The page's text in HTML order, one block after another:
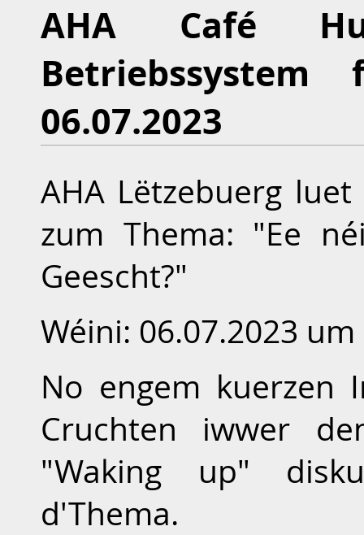
AHA Café
06.07.2023
AHA Lëtzebuerg
zum Thema: "Ee
Geescht?"
Wéini: 06.07.2023
No engem kuerzen
Cruchten iwwer
"Waking up"
d'Thema.